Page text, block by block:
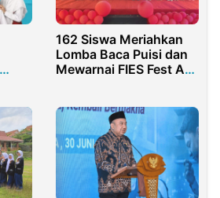
162 Siswa Meriahkan
Lomba Baca Puisi dan
Mewarnai FIES Fest Art